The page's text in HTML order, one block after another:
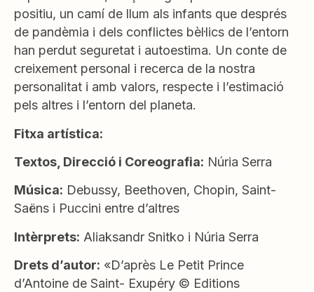
positiu, un camí de llum als infants que després
de pandèmia i dels conflictes bèl·lics de l’entorn
han perdut seguretat i autoestima. Un conte de
creixement personal i recerca de la nostra
personalitat i amb valors, respecte i l’estimació
pels altres i l’entorn del planeta.
Fitxa artística:
Textos, Direcció i Coreografia: Núria Serra
Música: Debussy, Beethoven, Chopin, Saint-
Saëns i Puccini entre d’altres
Intèrprets: Aliaksandr Snitko i Núria Serra
Drets d’autor: «D’après Le Petit Prince
d’Antoine de Saint- Exupéry © Editions